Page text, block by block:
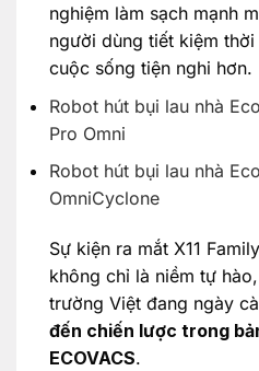
nghiệm làm sạch mạnh
người dùng tiết kiệm
cuộc sống tiện nghi hơn.
Robot hút bụi lau nhà
Pro Omni
Robot hút bụi lau nhà
OmniCyclone
Sự kiện ra mắt X11
không chỉ là niềm tự
trường Việt đang ngày
đến chiến lược trong
ECOVACS.